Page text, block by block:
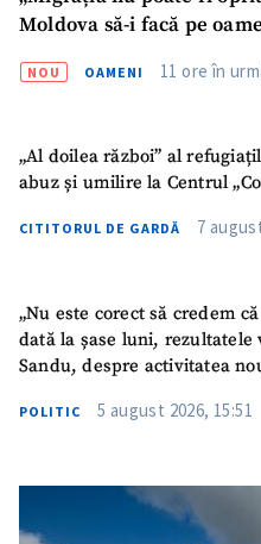
Moldova să-i facă pe
NOU OAMENI 11 ore în
„Al doilea război” al
abuz și umilire la Centrul
CITITORUL DE GARDĂ 7
„Nu este corect să credem
dată la șase luni,
Sandu, despre activitatea
POLITIC 5 august 2026, 15:51
confidențialitate
TRIMITE ȘTIREA